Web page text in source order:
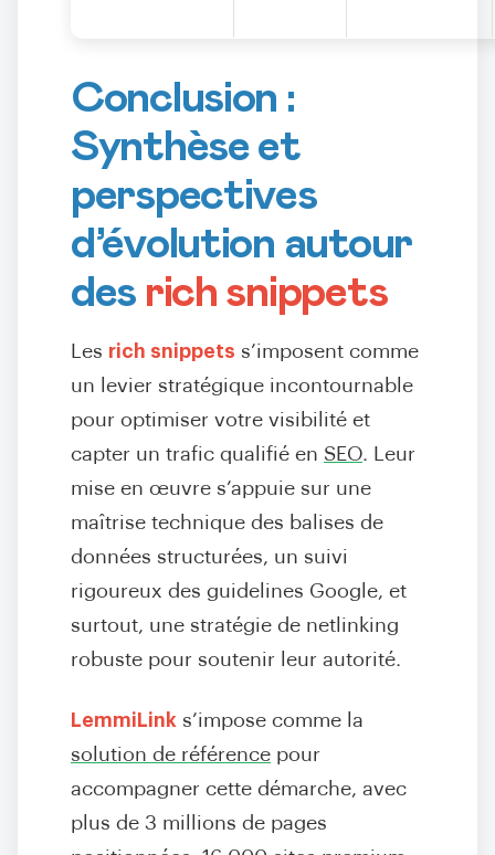
Conclusion :
Synthèse et
perspectives
d’évolution autour
des rich snippets
Les rich snippets s’imposent comme
un levier stratégique incontournable
pour optimiser votre visibilité et
capter un trafic qualifié en SEO. Leur
mise en œuvre s’appuie sur une
maîtrise technique des balises de
données structurées, un suivi
rigoureux des guidelines Google, et
surtout, une stratégie de netlinking
robuste pour soutenir leur autorité.
LemmiLink s’impose comme la
solution de référence pour
accompagner cette démarche, avec
plus de 3 millions de pages